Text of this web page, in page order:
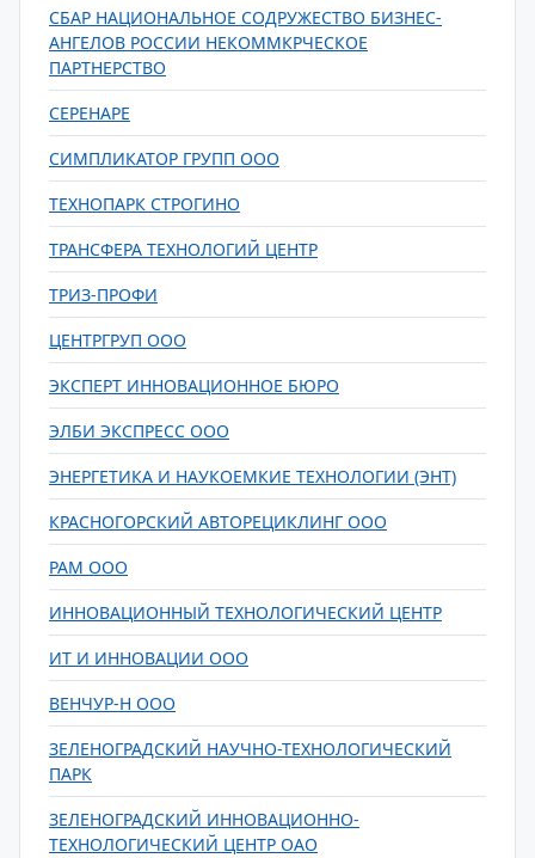
СБАР НАЦИОНАЛЬНОЕ СОДРУЖЕСТВО БИЗНЕС-
АНГЕЛОВ РОССИИ НЕКОММКРЧЕСКОЕ
ПАРТНЕРСТВО
СЕРЕНАРЕ
СИМПЛИКАТОР ГРУПП ООО
ТЕХНОПАРК СТРОГИНО
ТРАНСФЕРА ТЕХНОЛОГИЙ ЦЕНТР
ТРИЗ-ПРОФИ
ЦЕНТРГРУП ООО
ЭКСПЕРТ ИННОВАЦИОННОЕ БЮРО
ЭЛБИ ЭКСПРЕСС ООО
ЭНЕРГЕТИКА И НАУКОЕМКИЕ ТЕХНОЛОГИИ (ЭНТ)
КРАСНОГОРСКИЙ АВТОРЕЦИКЛИНГ ООО
РАМ ООО
ИННОВАЦИОННЫЙ ТЕХНОЛОГИЧЕСКИЙ ЦЕНТР
ИТ И ИННОВАЦИИ ООО
ВЕНЧУР-Н ООО
ЗЕЛЕНОГРАДСКИЙ НАУЧНО-ТЕХНОЛОГИЧЕСКИЙ
ПАРК
ЗЕЛЕНОГРАДСКИЙ ИННОВАЦИОННО-
ТЕХНОЛОГИЧЕСКИЙ ЦЕНТР ОАО